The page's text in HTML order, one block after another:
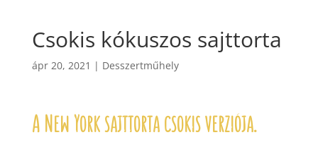
Csokis kókuszos sajttorta
ápr 20, 2021 | Desszertműhely
A New York sajttorta csokis verziója.